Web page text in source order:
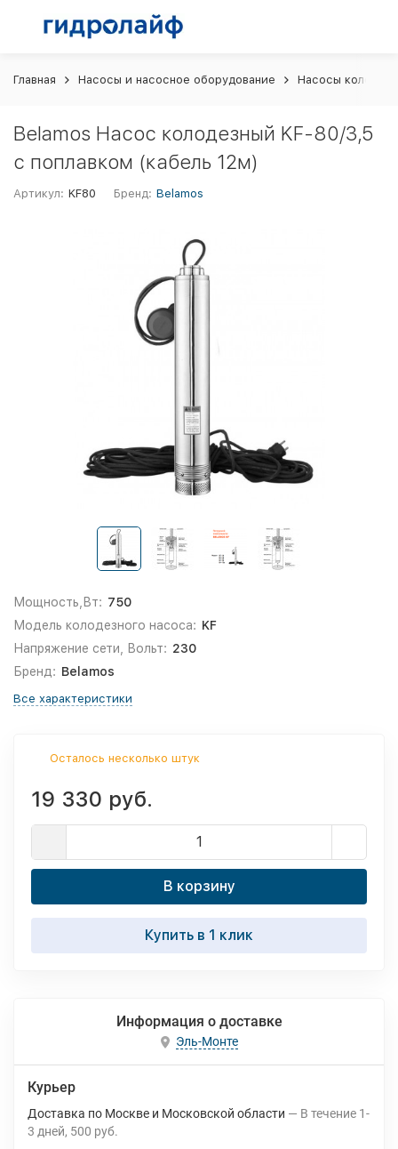
Главная Насосы и насосное оборудование Насосы
Belamos Насос колодезный KF-80/3,5
с поплавком (кабель 12м)
Артикул: KF80 Бренд: Belamos
Мощность,Вт: 750
Модель колодезного насоса: KF
Напряжение сети, Вольт: 230
Бренд: Belamos
Все характеристики
Осталось несколько штук
19 330 руб.
В корзину
Купить в 1 клик
Информация о доставке
Эль-Монте
Курьер
Доставка по Москве и Московской области В течение 1-
3 дней 500 руб.